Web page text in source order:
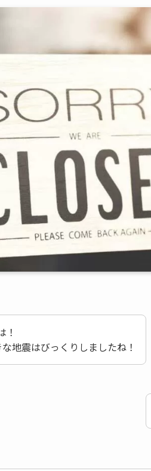
！
地震はびっくりしましたね！